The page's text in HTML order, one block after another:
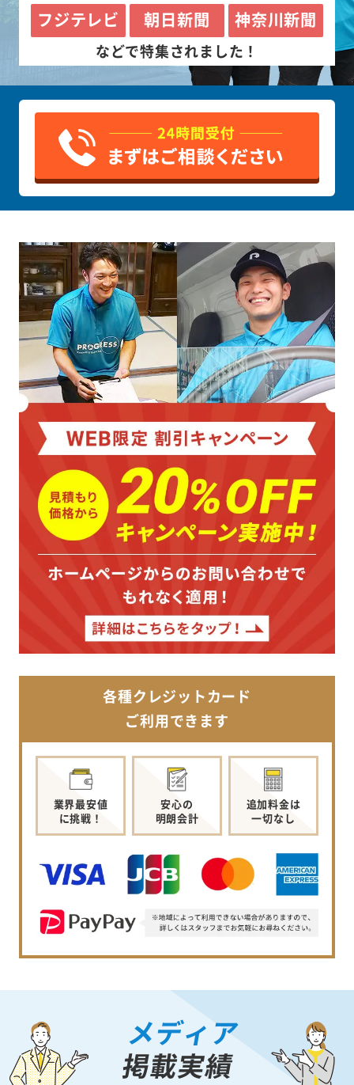
フジテレビ 朝日新聞 神奈川新聞
などで特集されました！
各種クレジットカード
ご利用できます
業界最安値
に挑戦！
安心の
明朗会計
追加料金は
一切なし
メディア
掲載実績